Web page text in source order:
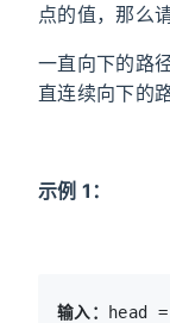
点的值，那么
一直向下的路
直连续向下的路
示例 1：
输入：